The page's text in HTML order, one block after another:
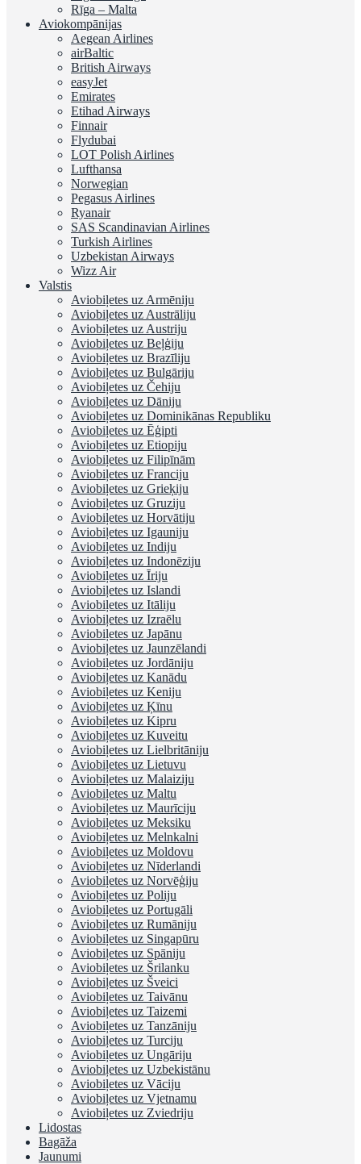
Rīga – Malta
Aviokompānijas
Aegean Airlines
airBaltic
British Airways
easyJet
Emirates
Etihad Airways
Finnair
Flydubai
LOT Polish Airlines
Lufthansa
Norwegian
Pegasus Airlines
Ryanair
SAS Scandinavian Airlines
Turkish Airlines
Uzbekistan Airways
Wizz Air
Valstis
Aviobiļetes uz Armēniju
Aviobiļetes uz Austrāliju
Aviobiļetes uz Austriju
Aviobiļetes uz Beļģiju
Aviobiļetes uz Brazīliju
Aviobiļetes uz Bulgāriju
Aviobiļetes uz Čehiju
Aviobiļetes uz Dāniju
Aviobiļetes uz Dominikānas Republiku
Aviobiļetes uz Ēģipti
Aviobiļetes uz Etiopiju
Aviobiļetes uz Filipīnām
Aviobiļetes uz Franciju
Aviobiļetes uz Grieķiju
Aviobiļetes uz Gruziju
Aviobiļetes uz Horvātiju
Aviobiļetes uz Igauniju
Aviobiļetes uz Indiju
Aviobiļetes uz Indonēziju
Aviobiļetes uz Īriju
Aviobiļetes uz Islandi
Aviobiļetes uz Itāliju
Aviobiļetes uz Izraēlu
Aviobiļetes uz Japānu
Aviobiļetes uz Jaunzēlandi
Aviobiļetes uz Jordāniju
Aviobiļetes uz Kanādu
Aviobiļetes uz Keniju
Aviobiļetes uz Ķīnu
Aviobiļetes uz Kipru
Aviobiļetes uz Kuveitu
Aviobiļetes uz Lielbritāniju
Aviobiļetes uz Lietuvu
Aviobiļetes uz Malaiziju
Aviobiļetes uz Maltu
Aviobiļetes uz Maurīciju
Aviobiļetes uz Meksiku
Aviobiļetes uz Melnkalni
Aviobiļetes uz Moldovu
Aviobiļetes uz Nīderlandi
Aviobiļetes uz Norvēģiju
Aviobiļetes uz Poliju
Aviobiļetes uz Portugāli
Aviobiļetes uz Rumāniju
Aviobiļetes uz Singapūru
Aviobiļetes uz Spāniju
Aviobiļetes uz Šrilanku
Aviobiļetes uz Šveici
Aviobiļetes uz Taivānu
Aviobiļetes uz Taizemi
Aviobiļetes uz Tanzāniju
Aviobiļetes uz Turciju
Aviobiļetes uz Ungāriju
Aviobiļetes uz Uzbekistānu
Aviobiļetes uz Vāciju
Aviobiļetes uz Vjetnamu
Aviobiļetes uz Zviedriju
Lidostas
Bagāža
Jaunumi